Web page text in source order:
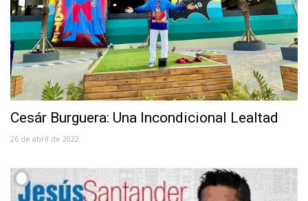
Cesár Burguera: Una Incondicional Lealtad
26 de abril de 2022